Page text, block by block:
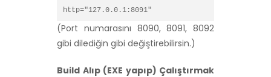
http="127.0.0.1:8091"
(Port numarasını 8090, 8091, 8092
gibi dilediğin gibi değiştirebilirsin.)
Build Alıp (EXE yapıp) Çalıştırmak